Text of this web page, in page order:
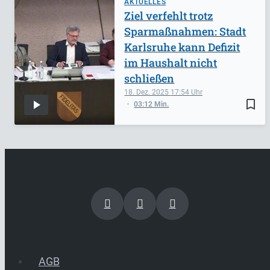
AKTUELLES
bookmark_border
18. Dez. 2025 17:54
03:12 Min.
Ziel verfehlt trotz
Sparmaßnahmen: Stadt
Karlsruhe kann Defizit
im Haushalt nicht
schließen
AGB